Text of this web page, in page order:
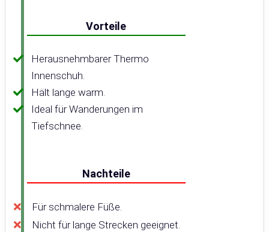
Vorteile
Herausnehmbarer Thermo
Innenschuh.
Hält lange warm.
Ideal für Wanderungen im
Tiefschnee.
Nachteile
Für schmalere Füße.
Nicht für lange Strecken geeignet.